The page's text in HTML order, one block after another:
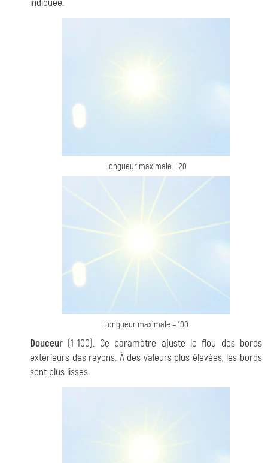
indiquée.
Longueur maximale = 20
Longueur maximale = 100
Douceur (1-100). Ce paramètre ajuste le flou des bords
extérieurs des rayons. À des valeurs plus élevées, les bords
sont plus lisses.